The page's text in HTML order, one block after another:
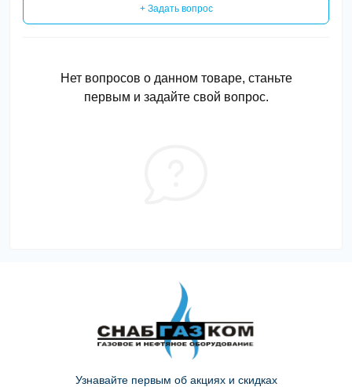
+ Задать вопрос
Нет вопросов о данном товаре, станьте
первым и задайте свой вопрос.
Узнавайте первым об акциях и скидках